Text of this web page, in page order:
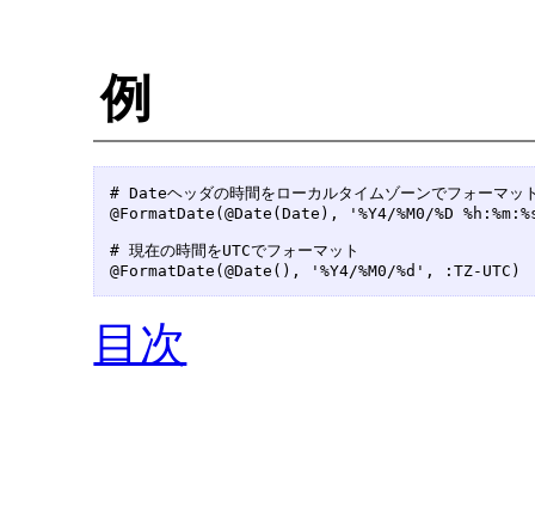
例
# Dateヘッダの時間をローカルタイムゾーンでフォーマッ
@FormatDate(@Date(Date), '%Y4/%M0/%D
# 現在の時間をUTCでフォーマット
@FormatDate(@Date(), '%Y4/%M0/%d', :TZ-UTC)
目次